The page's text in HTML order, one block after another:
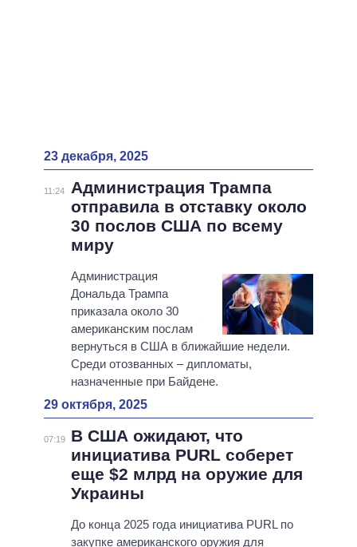
23 декабря, 2025
11:24
Администрация Трампа
отправила в отставку около
30 послов США по всему
миру
Администрация
Дональда Трампа
приказала около 30
американским послам
вернуться в США в ближайшие недели.
Среди отозванных – дипломаты,
назначенные при Байдене.
29 октября, 2025
07:19
В США ожидают, что
инициатива PURL соберет
еще $2 млрд на оружие для
Украины
До конца 2025 года инициатива PURL по
закупке американского оружия для